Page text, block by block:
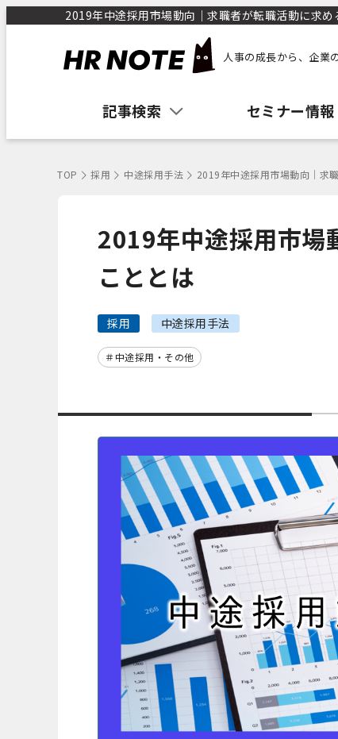
2019年中途採用市場動向｜求職者が転職活動に求め
人事の成長から、企業
記事検索 セミナー情報
TOP 採用 中途採用手法 2019年中途採用市場動向｜求
2019年中途採用市場
こととは
採用 中途採用手法
中途採用・その他